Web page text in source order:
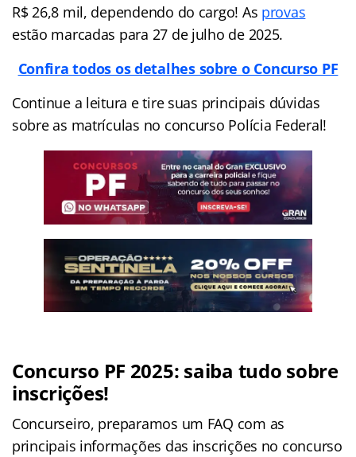
R$ 26,8 mil, dependendo do cargo! As provas
estão marcadas para 27 de julho de 2025.
Confira todos os detalhes sobre o Concurso PF
Continue a leitura e tire suas principais dúvidas
sobre as matrículas no concurso Polícia Federal!
Concurso PF 2025: saiba tudo sobre
inscrições!
Concurseiro, preparamos um FAQ com as
principais informações das inscrições no concurso